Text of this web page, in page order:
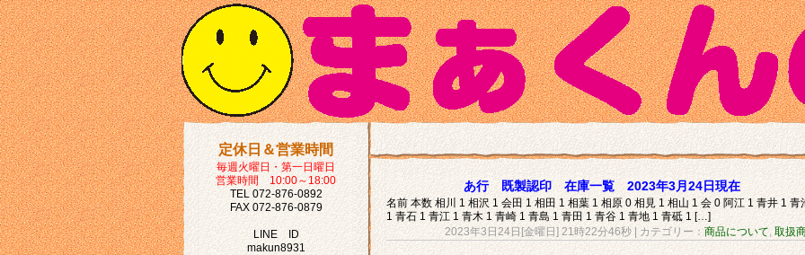
定休日＆営業時間
毎週火曜日・第一日曜日
営業時間 10:00～18:00
TEL 072-876-0892
FAX 072-876-0879
LINE ID
makun8931
あ行 既製認印 在庫一覧 2023年3月24日現在
名前 本数 相川 1 相沢 1 会田 1 相田 1 相葉 1 相原 0 相見 1 相山 1 会 0 阿江 1 青井 1 青
1 青石 1 青江 1 青木 1 青崎 1 青島 1 青田 1 青谷 1 青地 1 青砥 1 […]
2023年3日24日[金曜日] 21時22分46秒| カテゴリー：商品について,取扱